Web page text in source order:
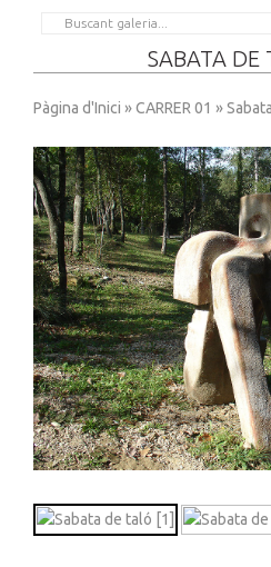
SABATA DE
Pàgina d'Inici »CARRER 01 »